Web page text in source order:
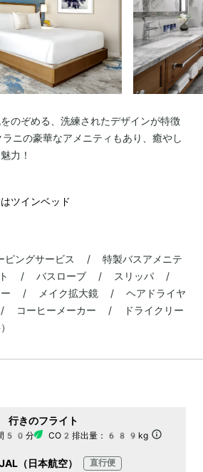
のぞめる、洗練されたデザインが特徴
ニの豪華なアメニティもあり、癒やし
力！
ツインベッド
ピングサービス / 特製バスアメニテ
ト / バスローブ / スリッパ /
ラー / メイク拡大鏡 / ヘアドライヤ
ーヒーメーカー / ドライクリー
行きのフライト
50分 CO2排出量： 689kg
JAL（日本航空） 直行便